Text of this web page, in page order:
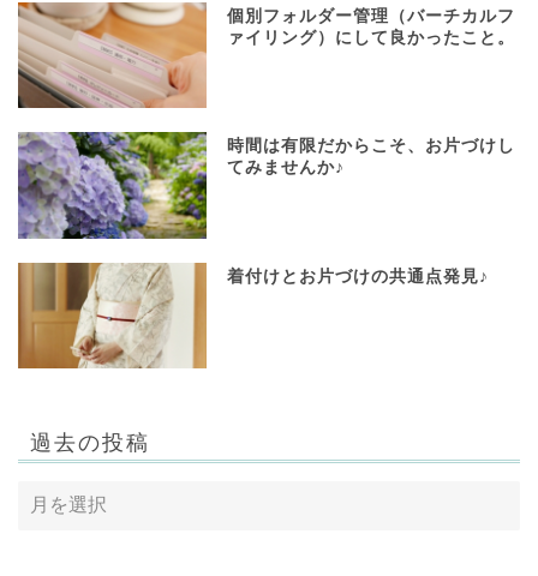
個別フォルダー管理（バーチカルフ
ァイリング）にして良かったこと。
時間は有限だからこそ、お片づけし
てみませんか♪
着付けとお片づけの共通点発見♪
過去の投稿